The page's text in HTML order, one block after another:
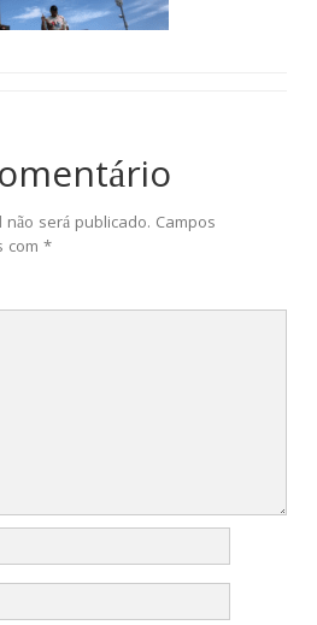
será publicado. Campos
com *